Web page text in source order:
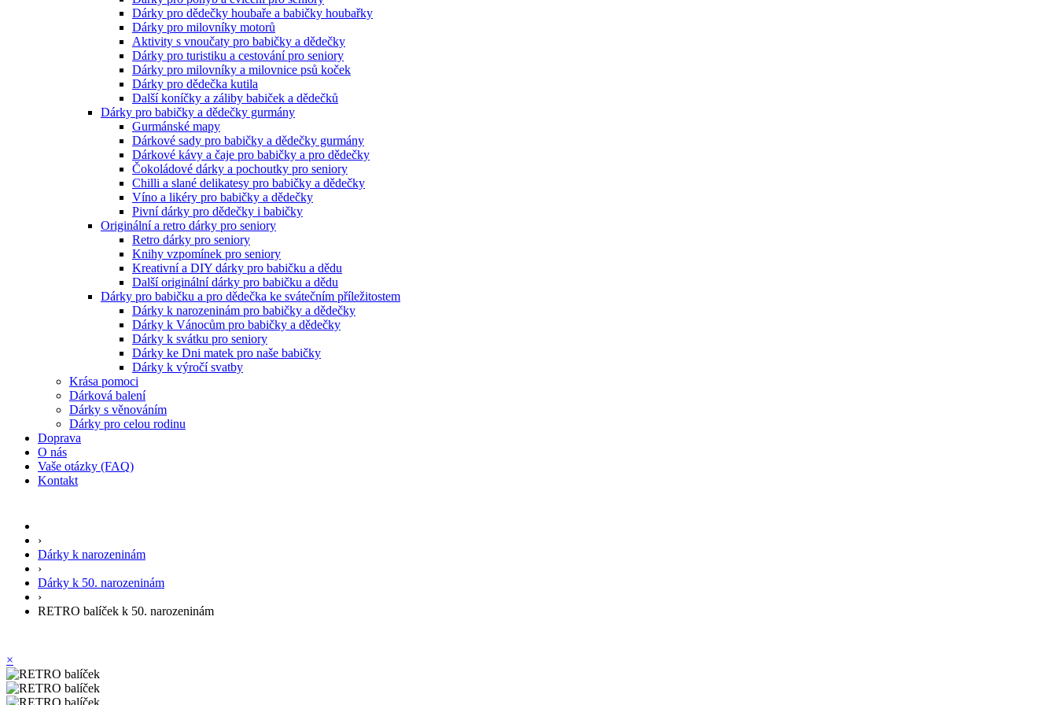
Dárky pro dědečky houbaře a babičky houbařky
Dárky pro milovníky motorů
Aktivity s vnoučaty pro babičky a dědečky
Dárky pro turistiku a cestování pro seniory
Dárky pro milovníky a milovnice psů koček
Dárky pro dědečka kutila
Další koníčky a záliby babiček a dědečků
Dárky pro babičky a dědečky gurmány
Gurmánské mapy
Dárkové sady pro babičky a dědečky gurmány
Dárkové kávy a čaje pro babičky a pro dědečky
Čokoládové dárky a pochoutky pro seniory
Chilli a slané delikatesy pro babičky a dědečky
Víno a likéry pro babičky a dědečky
Pivní dárky pro dědečky i babičky
Originální a retro dárky pro seniory
Retro dárky pro seniory
Knihy vzpomínek pro seniory
Kreativní a DIY dárky pro babičku a dědu
Další originální dárky pro babičku a dědu
Dárky pro babičku a pro dědečka ke svátečním příležitostem
Dárky k narozeninám pro babičky a dědečky
Dárky k Vánocům pro babičky a dědečky
Dárky k svátku pro seniory
Dárky ke Dni matek pro naše babičky
Dárky k výročí svatby
Krása pomoci
Dárková balení
Dárky s věnováním
Dárky pro celou rodinu
Doprava
O nás
Vaše otázky (FAQ)
Kontakt
›
Dárky k narozeninám
›
Dárky k 50. narozeninám
›
RETRO balíček k 50. narozeninám
×